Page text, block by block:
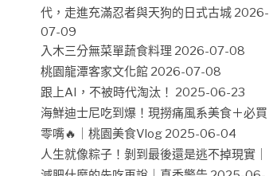
代，走進充滿忍者與天狗的日式古城 2026-
07-09
入木三分無菜單蔬食料理 2026-07-08
桃園龍潭客家文化館 2026-07-08
跟上AI，不被時代淘汰！ 2025-06-23
海鮮迪士尼吃到爆！現撈痛風系美食＋必買
零嘴🔥｜桃園美食Vlog 2025-06-04
人生就像粽子！剝到最後還是逃不掉現實｜